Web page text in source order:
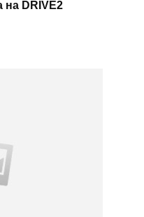
на DRIVE2